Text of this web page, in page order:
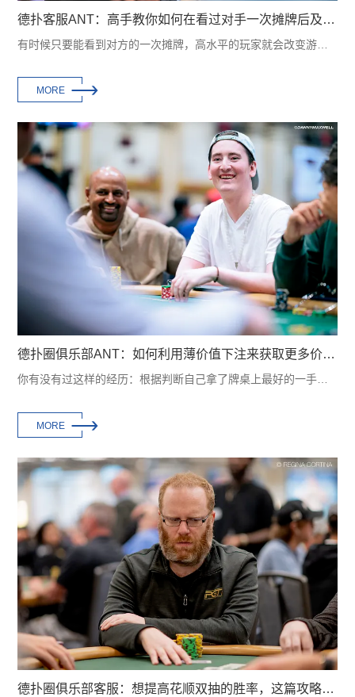
德扑客服ANT：高手教你如何在看过对手一次摊牌后及时调整策略，从而压制对手！
有时候只要能看到对方的一次摊牌，高水平的玩家就会改变游戏策略，开始压制对手。在本···
MORE 
德扑圈俱乐部ANT：如何利用薄价值下注来获取更多价值？3个技巧教会你
你有没有过这样的经历：根据判断自己拿了牌桌上最好的一手牌，但却因为下注失误而失去···
MORE 
德扑圈俱乐部客服：想提高花顺双抽的胜率，这篇攻略你值得拥有